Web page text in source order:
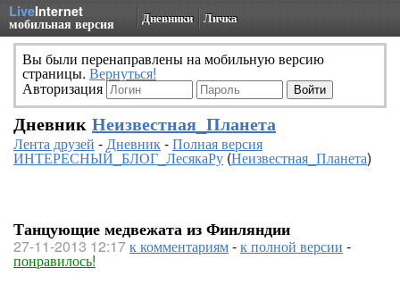
LiveInternet
мобильная версия Дневники Личка
Вы были перенаправлены на мобильную версию
страницы. Вернуться!
Авторизация
Дневник Неизвестная_Планета
Лента друзей -Дневник-Полная версия
ИНТЕРЕСНЫЙ_БЛОГ_ЛесякаРу(Неизвестная_Планета)
Танцующие медвежата из Финляндии
27-11-2013 12:17к комментариям-к полной версии -
понравилось!